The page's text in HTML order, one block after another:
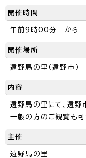
開催時間
午前9時00分 から
開催場所
遠野馬の里（遠野市）
内容
遠野馬の里にて、遠野
一般の方のご観覧も可
主催
遠野馬の里